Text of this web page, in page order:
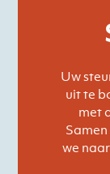
Uw
uit te
met
we